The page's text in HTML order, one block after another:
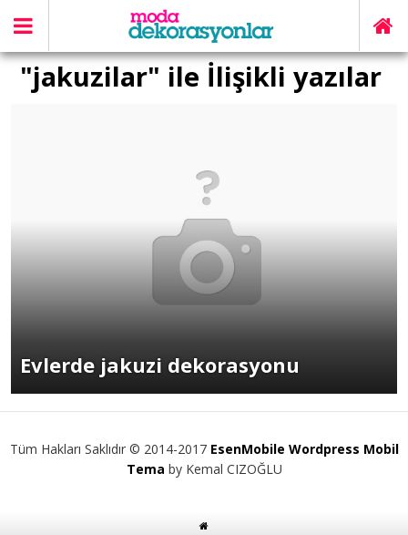
"jakuzilar" ile İlişikli yazılar
Evlerde jakuzi dekorasyonu
Tüm Hakları Saklıdır © 2014-2017 EsenMobile Wordpress Mobil
Tema by Kemal CIZOĞLU